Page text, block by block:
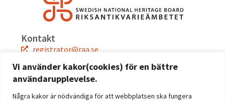
Vi använder kakor(cookies) för en bättre
användarupplevelse.
Några kakor är nödvändiga för att webbplatsen ska fungera
Kontakt
registrator@raa.se
08-5191 80 00
Snabblänkar
Jobba hos oss